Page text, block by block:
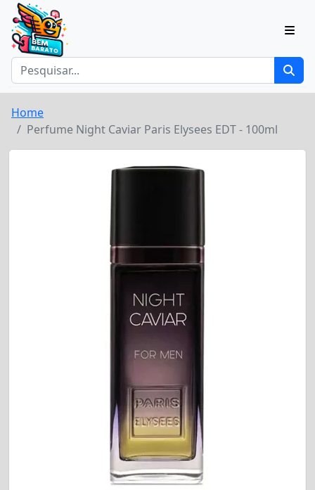
Home
Perfume Night Caviar Paris Elysees EDT - 100ml